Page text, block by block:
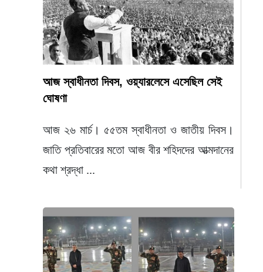
আজ স্বাধীনতা দিবস, ওয়্যারলেসে এসেছিল সেই
ঘোষণা
আজ ২৬ মার্চ। ৫৫তম স্বাধীনতা ও জাতীয় দিবস।
জাতি প্রতিবারের মতো আজ বীর শহিদদের আত্মদানের
কথা শ্রদ্ধা ...